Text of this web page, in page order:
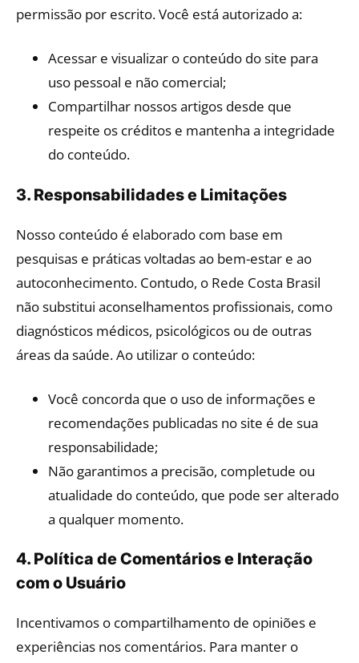
permissão por escrito. Você está autorizado a:
Acessar e visualizar o conteúdo do site para
uso pessoal e não comercial;
Compartilhar nossos artigos desde que
respeite os créditos e mantenha a integridade
do conteúdo.
3. Responsabilidades e Limitações
Nosso conteúdo é elaborado com base em
pesquisas e práticas voltadas ao bem-estar e ao
autoconhecimento. Contudo, o Rede Costa Brasil
não substitui aconselhamentos profissionais, como
diagnósticos médicos, psicológicos ou de outras
áreas da saúde. Ao utilizar o conteúdo:
Você concorda que o uso de informações e
recomendações publicadas no site é de sua
responsabilidade;
Não garantimos a precisão, completude ou
atualidade do conteúdo, que pode ser alterado
a qualquer momento.
4. Política de Comentários e Interação
com o Usuário
Incentivamos o compartilhamento de opiniões e
experiências nos comentários. Para manter o